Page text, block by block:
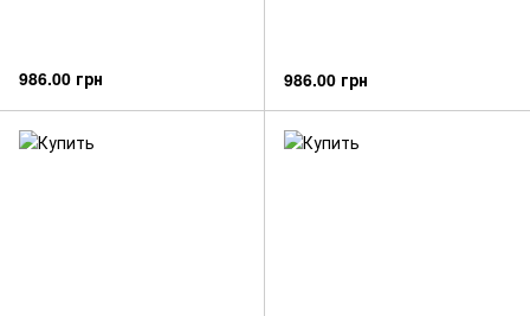
986.00 грн 986.00 грн